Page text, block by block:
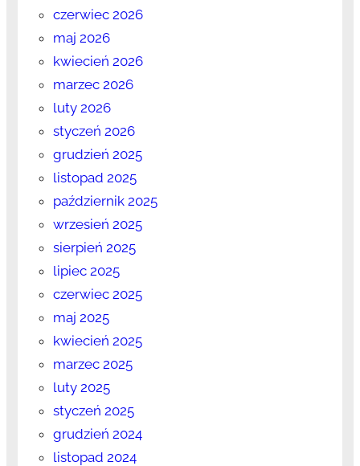
czerwiec 2026
maj 2026
kwiecień 2026
marzec 2026
luty 2026
styczeń 2026
grudzień 2025
listopad 2025
październik 2025
wrzesień 2025
sierpień 2025
lipiec 2025
czerwiec 2025
maj 2025
kwiecień 2025
marzec 2025
luty 2025
styczeń 2025
grudzień 2024
listopad 2024